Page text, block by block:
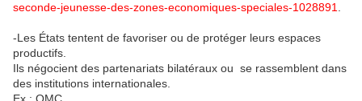
seconde-jeunesse-des-zones-economiques-speciales-1028891
-Les États tentent de favoriser ou de protéger leurs espaces
productifs.
Ils négocient des partenariats bilatéraux ou se rassemblent dans
des institutions internationales.